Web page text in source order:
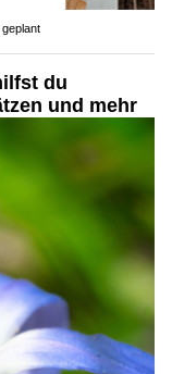
du
und mehr